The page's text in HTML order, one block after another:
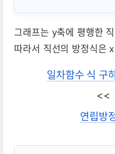
그래프는 y축에 평행한
따라서 직선의 방정식은
일차함수 식 구
<<
연립방